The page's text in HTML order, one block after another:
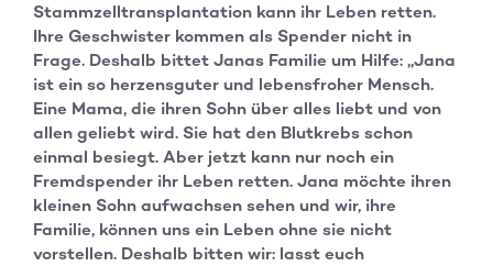
Stammzelltransplantation kann ihr Leben retten.
Ihre Geschwister kommen als Spender nicht in
Frage. Deshalb bittet Janas Familie um Hilfe: „Jana
ist ein so herzensguter und lebensfroher Mensch.
Eine Mama, die ihren Sohn über alles liebt und von
allen geliebt wird. Sie hat den Blutkrebs schon
einmal besiegt. Aber jetzt kann nur noch ein
Fremdspender ihr Leben retten. Jana möchte ihren
kleinen Sohn aufwachsen sehen und wir, ihre
Familie, können uns ein Leben ohne sie nicht
vorstellen. Deshalb bitten wir: lasst euch